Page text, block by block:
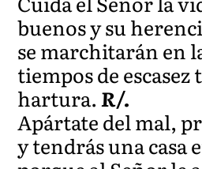
buenos y su
se marchitarán en
tiempos de
hartura.R/.
Apártate del mal,
y tendrás una casa